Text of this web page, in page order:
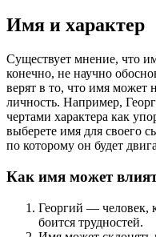
Имя и характер
Существует мнение, что
конечно, не научно
верят в то, что имя может
личность. Например,
чертами характера как
выберете имя для своего
по которому он будет
Как имя может
Георгий — человек,
боится трудностей.